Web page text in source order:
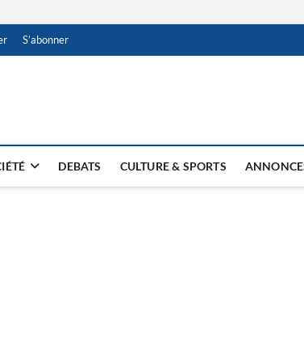
S’abonner
HEBDO
DEBATS CULTURE & SPORTS